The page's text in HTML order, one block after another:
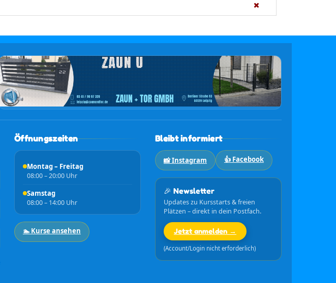
Öffnungszeiten
Montag – Freitag
08:00 – 20:00 Uhr
Samstag
08:00 – 14:00 Uhr
🏊 Kurse ansehen
Bleibt informiert
📸 Instagram 👍 Facebook
🎉 Newsletter
Updates zu Kursstarts & freien
Plätzen – direkt in dein Postfach.
Jetzt anmelden →
(Account/Login nicht erforderlich)